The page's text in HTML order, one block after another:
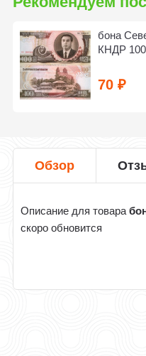
бона
КНДР 100
70₽
Обзор
Описание для товара
скоро обновится